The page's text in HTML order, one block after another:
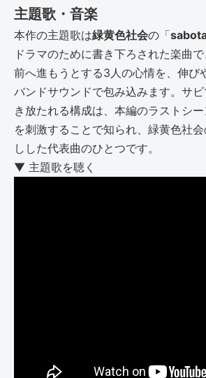
主題歌・音楽
本作の主題歌は緑黄色社会の「
ドラマのために書き下ろされた楽曲
前へ進もうとする3人の心情を、伸び
バンドサウンドで包み込みます。サ
き放たれる構成は、本編のラストシ
を刺激することで知られ、緑黄色社
しした代表曲のひとつです。
▼ 主題歌を聴く